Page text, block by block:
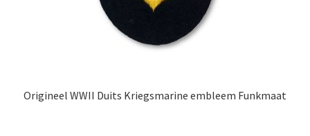
Origineel WWII Duits Kriegsmarine embleem Funkmaat